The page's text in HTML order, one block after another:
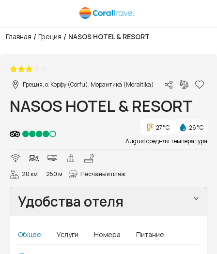
Главная / Греция / NASOS HOTEL & RESORT
Греция, о. Корфу (Corfu), Мораитика (Moraitika)
NASOS HOTEL & RESORT
27 °C
26 °C
August средняя температура
20 км 250 м Песчаный пляж
Удобства отеля
Общее Услуги Номера Питание